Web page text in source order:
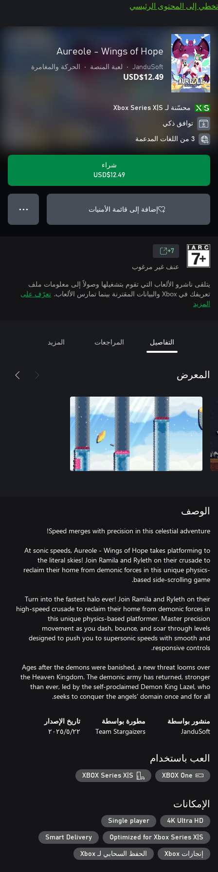
تخطي إلى المحتوى الرئيسي
Aureole - Wings of Hope
JanduSoft
• لعبة المنصة • الحركة والمغامرة
USD$12.49
محسّنة لـ Xbox Series X|S
توافق ذكي
3 من اللغات المدعمة
شراء
USD$12.49
إضافة إلى قائمة الأمنيات ● ● ●
7+
عنف غير مرغوب
يتلقى ناشرو الألعاب التي تقوم بتشغيلها وصولاً إلى معلومات ملف
تعريفك في Xbox والبيانات المقترنة بينما تمارس الألعاب.
تعرّف على
المزيد
التفاصيل المراجعات المزيد
المعرض
الوصف
At sonic speeds, Aureole - Wings of Hope takes platforming to
the literal skies! Join Ramila and Ryleth on their crusade to
reclaim their home from demonic forces in this unique physics-
Turn into the fastest halo ever! Join Ramila and Ryleth on their
high-speed crusade to reclaim their home from demonic forces in
this unique physics-based platformer. Master precision
movement as you dash, bounce, and soar through levels
designed to push you to supersonic speeds with smooth and
Ages after the demons were banished, a new threat looms over
the Heaven Kingdom. The demonic army has returned, stronger
than ever, led by the self-proclaimed Demon King Lazel, who
seeks to conquer the angels’ domain once and for all.
منشور بواسطة
JanduSoft
مطورة بواسطة
Team Stargaizers
تاريخ الإصدار
٢٢‏/٥‏/٢٠٢٥
العب باستخدام
XBOX One
XBOX Series X|S
الإمكانات
4K Ultra HD
Single player
Optimized for Xbox Series X|S
Smart Delivery
إنجازات Xbox الحفظ السحابي لـ Xbox